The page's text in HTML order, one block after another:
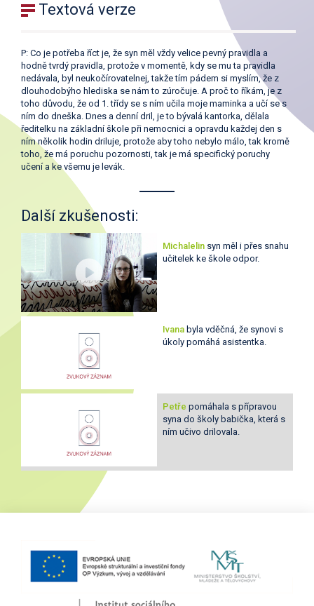
Textová verze
P: Co je potřeba říct je, že syn měl vždy velice pevný pravidla a
hodně tvrdý pravidla, protože v momentě, kdy se mu ta pravidla
nedávala, byl neukočírovatelnej, takže tím pádem si myslím, že z
dlouhodobýho hlediska se nám to zúročuje. A proč to říkám, je z
toho důvodu, že od 1. třídy se s ním učila moje maminka a učí se s
ním do dneška. Dnes a denní dril, je to bývalá kantorka, dělala
ředitelku na základní škole při nemocnici a opravdu každej den s
ním několik hodin driluje, protože aby toho nebylo málo, tak kromě
toho, že má poruchu pozornosti, tak je má specifický poruchy
učení a ke všemu je levák.
Další zkušenosti:
Michalelin syn měl i přes snahu
učitelek ke škole odpor.
Ivana byla vděčná, že synovi s
úkoly pomáhá asistentka.
Petře pomáhala s přípravou
syna do školy babička, která s
ním učivo drilovala.